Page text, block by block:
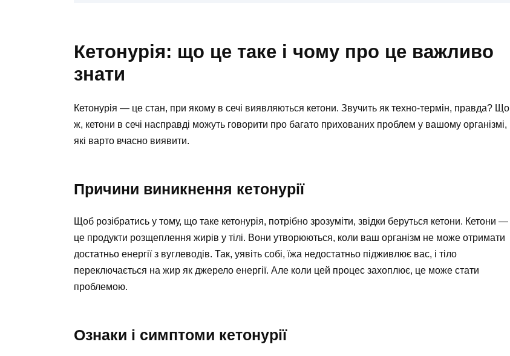
Кетонурія: що це таке і чому про це важливо
знати
Кетонурія — це стан, при якому в сечі виявляються кетони. Звучить як техно-термін, правда? Що
ж, кетони в сечі насправді можуть говорити про багато прихованих проблем у вашому організмі,
які варто вчасно виявити.
Причини виникнення кетонурії
Щоб розібратись у тому, що таке кетонурія, потрібно зрозуміти, звідки беруться кетони. Кетони —
це продукти розщеплення жирів у тілі. Вони утворюються, коли ваш організм не може отримати
достатньо енергії з вуглеводів. Так, уявіть собі, їжа недостатньо підживлює вас, і тіло
переключається на жир як джерело енергії. Але коли цей процес захоплює, це може стати
проблемою.
Ознаки і симптоми кетонурії